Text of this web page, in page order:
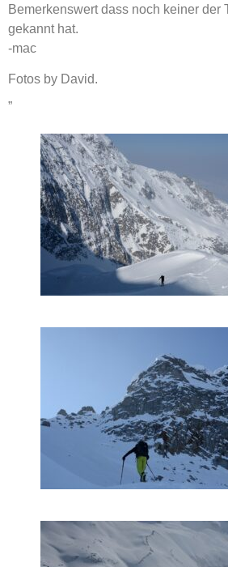
Bemerkenswert dass noch keiner der
gekannt hat.
-mac
Fotos by David.
„